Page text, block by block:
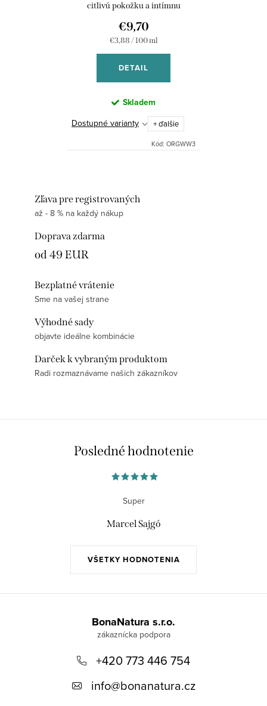
citlivú pokožku a intímnu
€9,70
Jednotková
cena:
€3,88 / 100 ml
DETAIL
Skladem
Dostupné varianty + ďalšie
Kód: ORGWW3
Zľava pre registrovaných
až - 8 % na každý nákup
Doprava zdarma
od 49 EUR
Bezplatné vrátenie
Sme na vašej strane
Výhodné sady
objavte ideálne kombinácie
Darček k vybraným produktom
Radi rozmaznávame našich zákazníkov
Posledné hodnotenie
VŠETKY HODNOTENIA
Super
Marcel Sajgó
BonaNatura s.r.o.
+420 773 446 754
info@bonanatura.cz